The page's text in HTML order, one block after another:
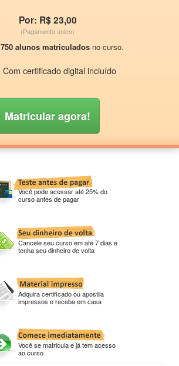
Por: R$ 23,00
(Pagamento único)
750 alunos matriculados no curso.
Com certificado digital incluído
Matricular agora!
Você pode acessar até 25% do
curso antes de pagar
Cancele seu curso em até 7 dias e
tenha seu dinheiro de volta
Adquira certificado ou apostila
impressos e receba em casa
Você se matricula e já tem acesso
ao curso